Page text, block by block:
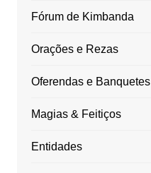
Fórum de Kimbanda
Orações e Rezas
Oferendas e Banquetes
Magias & Feitiços
Entidades